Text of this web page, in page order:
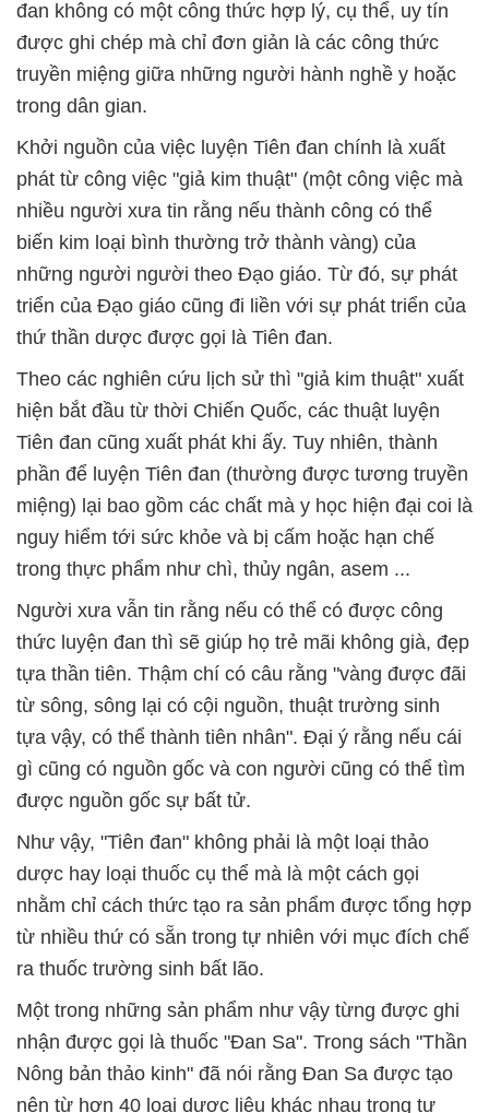
đan không có một công thức hợp lý, cụ thể, uy tín
được ghi chép mà chỉ đơn giản là các công thức
truyền miệng giữa những người hành nghề y hoặc
trong dân gian.
Khởi nguồn của việc luyện Tiên đan chính là xuất
phát từ công việc "giả kim thuật" (một công việc mà
nhiều người xưa tin rằng nếu thành công có thể
biến kim loại bình thường trở thành vàng) của
những người người theo Đạo giáo. Từ đó, sự phát
triển của Đạo giáo cũng đi liền với sự phát triển của
thứ thần dược được gọi là Tiên đan.
Theo các nghiên cứu lịch sử thì "giả kim thuật" xuất
hiện bắt đầu từ thời Chiến Quốc, các thuật luyện
Tiên đan cũng xuất phát khi ấy. Tuy nhiên, thành
phần để luyện Tiên đan (thường được tương truyền
miệng) lại bao gồm các chất mà y học hiện đại coi là
nguy hiểm tới sức khỏe và bị cấm hoặc hạn chế
trong thực phẩm như chì, thủy ngân, asem ...
Người xưa vẫn tin rằng nếu có thể có được công
thức luyện đan thì sẽ giúp họ trẻ mãi không già, đẹp
tựa thần tiên. Thậm chí có câu rằng "vàng được đãi
từ sông, sông lại có cội nguồn, thuật trường sinh
tựa vậy, có thể thành tiên nhân". Đại ý rằng nếu cái
gì cũng có nguồn gốc và con người cũng có thể tìm
được nguồn gốc sự bất tử.
Như vậy, "Tiên đan" không phải là một loại thảo
dược hay loại thuốc cụ thể mà là một cách gọi
nhằm chỉ cách thức tạo ra sản phẩm được tổng hợp
từ nhiều thứ có sẵn trong tự nhiên với mục đích chế
ra thuốc trường sinh bất lão.
Một trong những sản phẩm như vậy từng được ghi
nhận được gọi là thuốc "Đan Sa". Trong sách "Thần
Nông bản thảo kinh" đã nói rằng Đan Sa được tạo
nên từ hơn 40 loại dược liệu khác nhau trong tự